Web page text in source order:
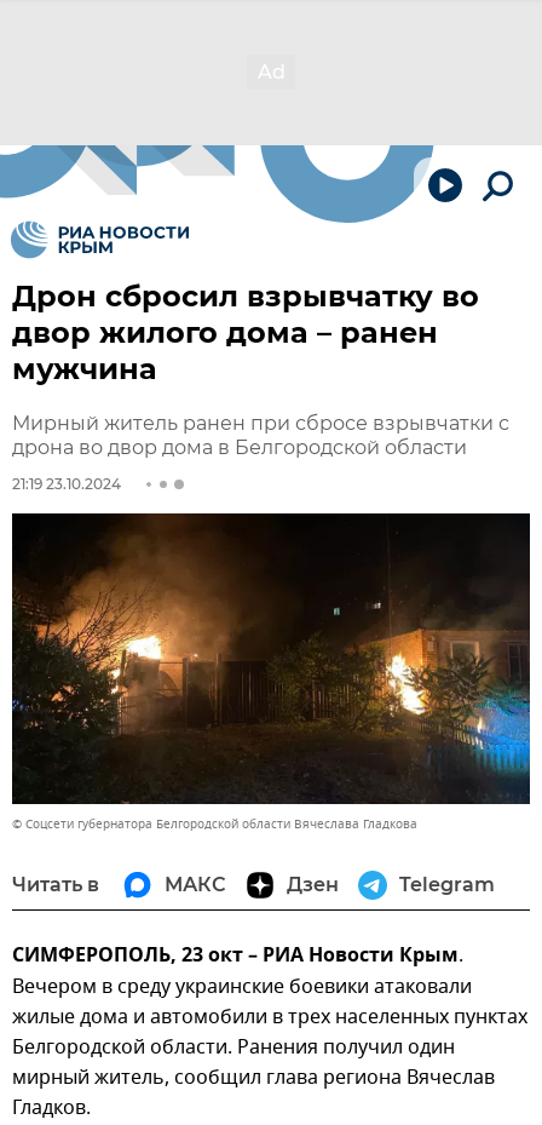
Дрон сбросил взрывчатку во
двор жилого дома – ранен
мужчина
Мирный житель ранен при сбросе взрывчатки с
дрона во двор дома в Белгородской области
21:19 23.10.2024
© Соцсети губернатора Белгородской области Вячеслава Гладкова
Читать в МАКС Дзен Telegram
СИМФЕРОПОЛЬ, 23 окт – РИА Новости Крым.
Вечером в среду украинские боевики атаковали
жилые дома и автомобили в трех населенных пунктах
Белгородской области. Ранения получил один
мирный житель, сообщил глава региона Вячеслав
Гладков.